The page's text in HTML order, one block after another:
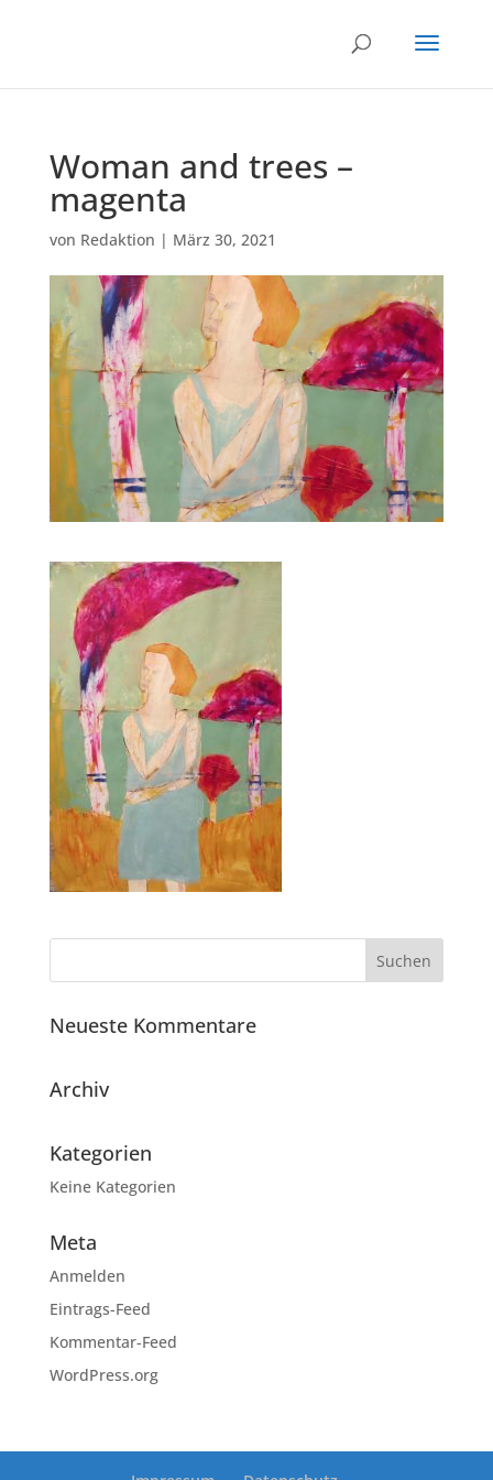
Woman and trees –
magenta
von Redaktion | März 30, 2021
Neueste Kommentare
Archiv
Kategorien
Keine Kategorien
Meta
Anmelden
Eintrags-Feed
Kommentar-Feed
WordPress.org